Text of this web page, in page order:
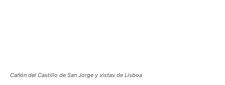
Cañón del Castillo de San Jorge y vistas de Lisboa